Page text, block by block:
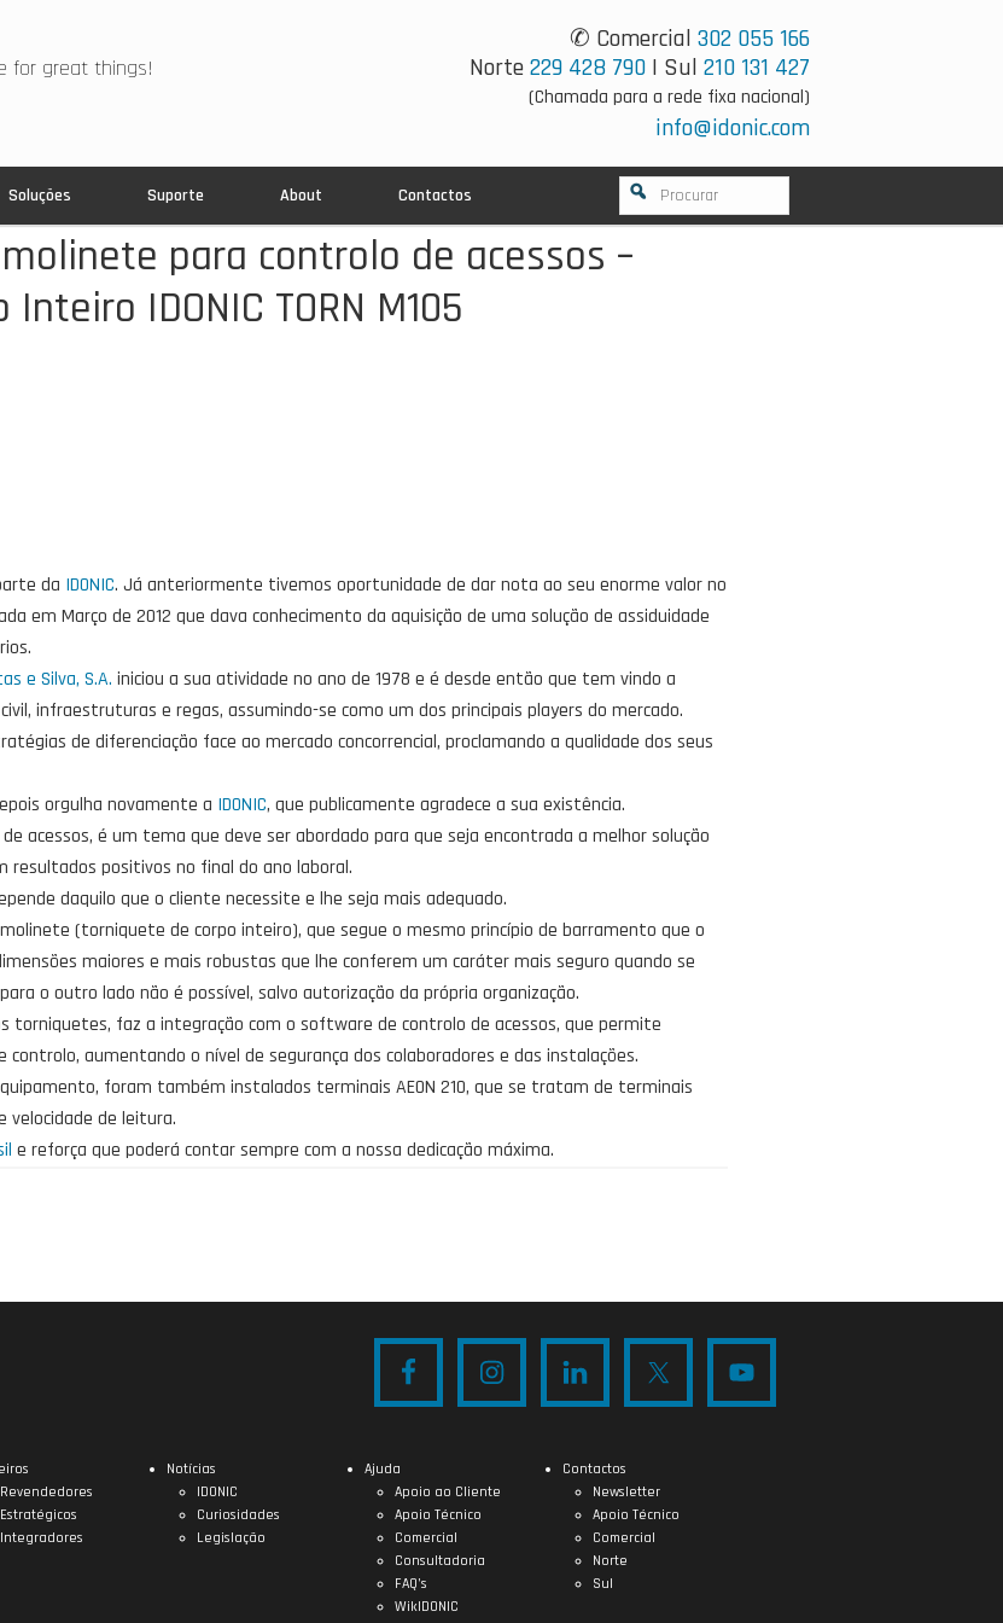
for great things!
✆ Comercial 302 055 166
Norte229 428 790 | Sul 210 131 427
(Chamada para a rede fixa nacional)
info@idonic.com
Soluções Suporte About Contactos
para controlo de acessos –
IDONIC TORN M105
da IDONIC. Já anteriormente tivemos oportunidade de dar nota ao seu enorme valor no
em Março de 2012 que dava conhecimento da aquisição de uma solução de assiduidade
e Silva, S.A. iniciou a sua atividade no ano de 1978 e é desde então que tem vindo a
infraestruturas e regas, assumindo-se como um dos principais players do mercado.
de diferenciação face ao mercado concorrencial, proclamando a qualidade dos seus
orgulha novamente a IDONIC, que publicamente agradece a sua existência.
acessos, é um tema que deve ser abordado para que seja encontrada a melhor solução
positivos no final do ano laboral.
daquilo que o cliente necessite e lhe seja mais adequado.
(torniquete de corpo inteiro), que segue o mesmo princípio de barramento que o
maiores e mais robustas que lhe conferem um caráter mais seguro quando se
o outro lado não é possível, salvo autorização da própria organização.
torniquetes, faz a integração com o software de controlo de acessos, que permite
aumentando o nível de segurança dos colaboradores e das instalações.
foram também instalados terminais AEON 210, que se tratam de terminais
velocidade de leitura.
e reforça que poderá contar sempre com a nossa dedicação máxima.
Revendedores
Estratégicos
Integradores
Notícias
IDONIC
Curiosidades
Legislação
Ajuda
Apoio ao Cliente
Apoio Técnico
Comercial
Consultadoria
FAQ’s
WikIDONIC
Contactos
Newsletter
Apoio Técnico
Comercial
Norte
Sul